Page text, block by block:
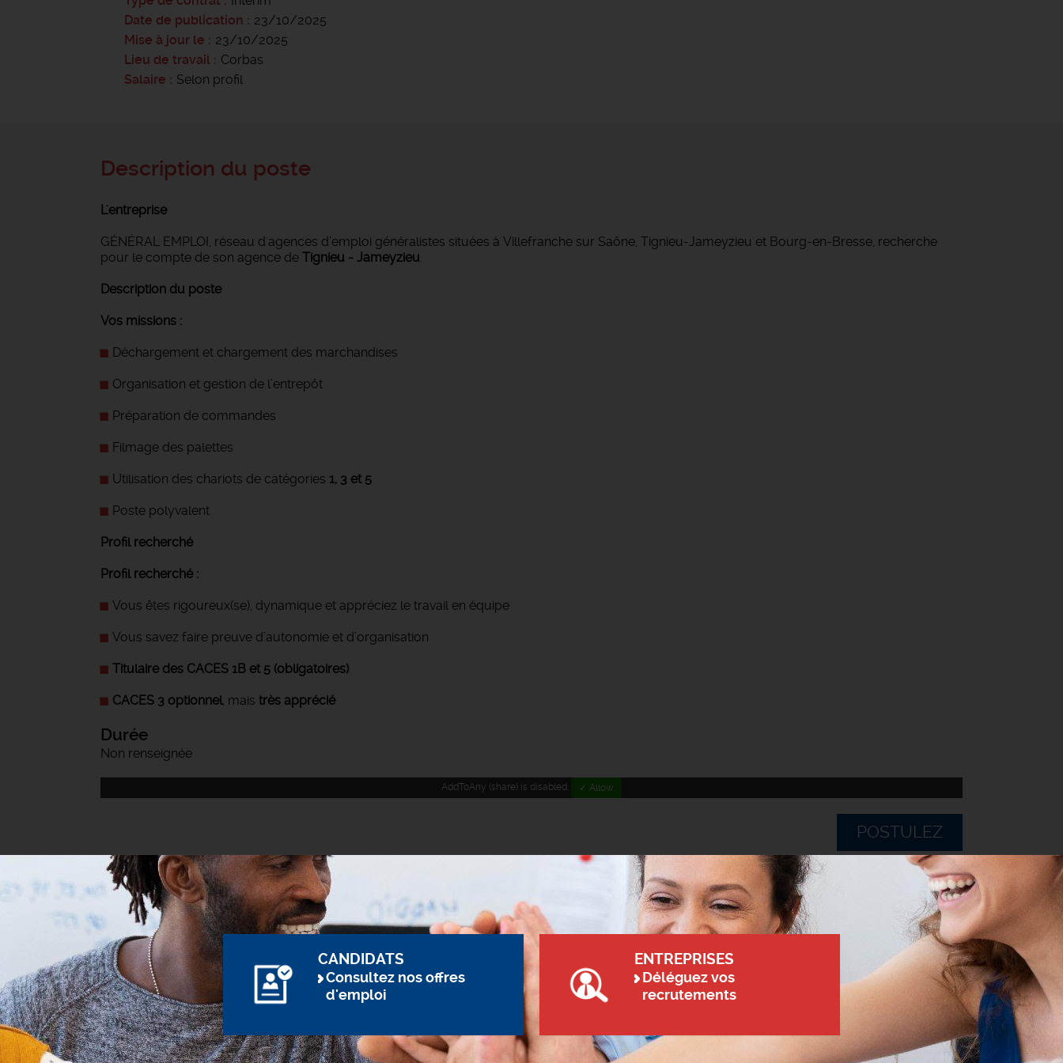
Date de publication
23/10/2025
Mise à jour le
23/10/2025
Lieu de travail
Corbas
Salaire
Selon profil
Description du poste
L'entreprise
GÉNÉRAL EMPLOI, réseau d'agences d’emploi généralistes situées à Villefranche sur Saône, Tignieu-Jameyzieu et Bourg-en-Bresse, recherche
pour le compte de son agence de Tignieu - Jameyzieu.
Description du poste
Vos missions :
Déchargement et chargement des marchandises
Organisation et gestion de l’entrepôt
Préparation de commandes
Filmage des palettes
Utilisation des chariots de catégories 1, 3 et 5
Poste polyvalent
Profil recherché
Profil recherché :
Vous êtes rigoureux(se), dynamique et appréciez le travail en équipe
Vous savez faire preuve d’autonomie et d’organisation
Titulaire des CACES 1B et 5 (obligatoires)
CACES 3 optionnel, mais très apprécié
Durée
Non renseignée
AddToAny (share) is disabled. ✓ Allow
POSTULEZ
CANDIDATS
Consultez nos offres
d'emploi
ENTREPRISES
Déléguez vos
recrutements